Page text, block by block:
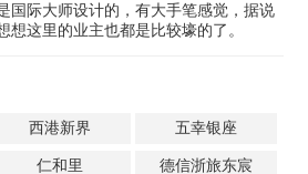
国际大师设计的，有大手笔感觉，据说
想这里的业主也都是比较壕的了。
西港新界 五幸银座
仁和里 德信浙旅东宸